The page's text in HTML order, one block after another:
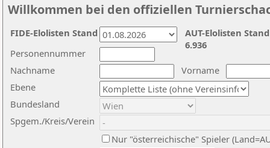
Willkommen bei den offiziellen
Nachname
Vorname
Ebene
Personennummer
Bundesland
Spgem./Kreis/Verein
Nur "österreichische" Spieler
AUT-Elolisten
6.936
FIDE-Elolisten Stand